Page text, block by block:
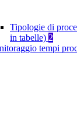
Tipologie di
in tabelle) 2
tempi